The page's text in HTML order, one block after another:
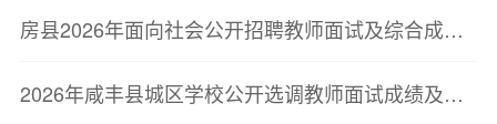
房县2026年面向社会公开招聘教师面试及综合成绩公告
2026年咸丰县城区学校公开选调教师面试成绩及总成绩公示